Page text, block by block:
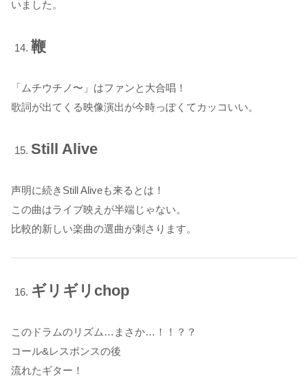
いました。
鞭
「ムチウチノ〜」はファンと大合唱！
歌詞が出てくる映像演出が今時っぽくてカッコいい。
Still Alive
声明に続きStill Aliveも来るとは！
この曲はライブ映えが半端じゃない。
比較的新しい楽曲の選曲が刺さります。
ギリギリchop
このドラムのリズム…まさか…！！？？
コール&レスポンスの後
流れたギター！